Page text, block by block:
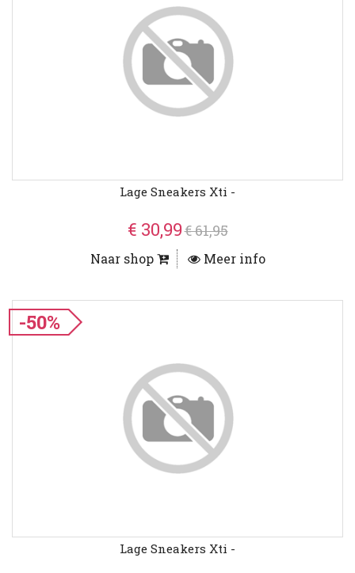
Lage Sneakers Xti -
€ 30,99€ 61,95
Naar shop Meer info
-50%
Lage Sneakers Xti -